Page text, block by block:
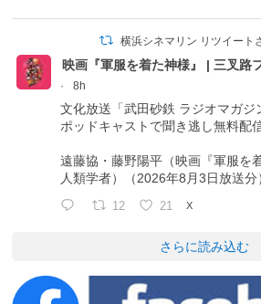
横浜シネマリン リツイート
映画『軍服を着た神様』 | 三叉路
·
8h
文化放送「武田砂鉄 ラジオマガジ
ポッドキャストで聞き逃し無料配
遠藤協・藤野陽平（映画『軍服を
人類学者）（2026年8月3日放送分
12 21 X
さらに読み込む